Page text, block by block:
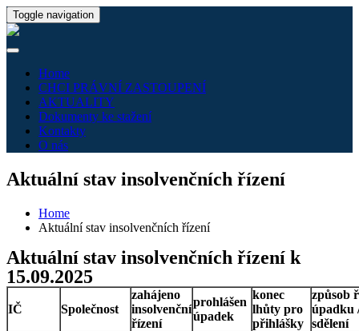
Toggle navigation
Home
CHCI PRÁVNÍ ZASTOUPENÍ
AKTUALITY
Dokumenty ke stažení
Kontakty
O nás
Aktuální stav insolvenčních řízení
Home
Aktuální stav insolvenčních řízení
Aktuální stav insolvenčních řízení k
15.09.2025
IČ Společnost
zahájeno
insolvenční
řízení
prohlášen
úpadek
konec
lhůty pro
přihlášky
způsob
úpadku
sdělení